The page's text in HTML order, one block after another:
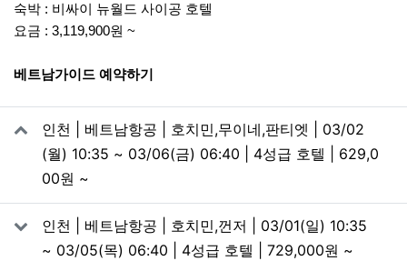
숙박 : 비싸이 뉴월드 사이공 호텔
요금 : 3,119,900원 ~
베트남가이드 예약하기
관련자료
인천 | 베트남항공 | 호치민,무이네,판티엣 | 03/02
(월) 10:35 ~ 03/06(금) 06:40 | 4성급 호텔 | 629,0
00원 ~
인천 | 베트남항공 | 호치민,껀저 | 03/01(일) 10:35
~ 03/05(목) 06:40 | 4성급 호텔 | 729,000원 ~